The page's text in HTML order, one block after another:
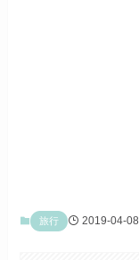
旅行 2019-04-08